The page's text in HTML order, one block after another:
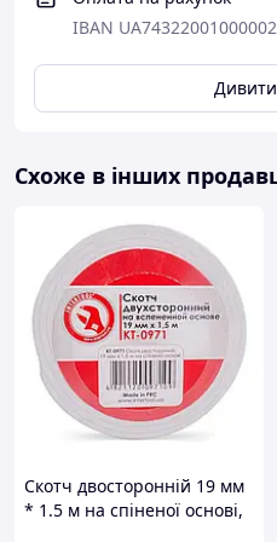
Двосторонній
строгу перевірку якості на
Забезпечте собі
Для комфортного
використовувати:
IBAN
Схоже в інших
Скотч двосторонній 19 мм
* 1.5 м на спіненої основі,